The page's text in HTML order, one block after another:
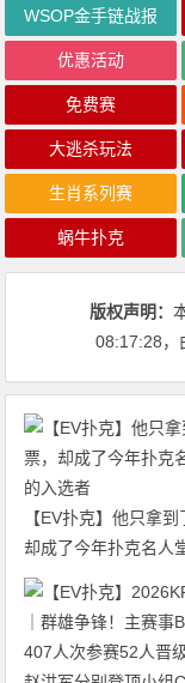
WSOP金手链战报
优惠活动
免费赛
大逃杀玩法
生肖系列赛
蜗牛扑克
版权声明：
08:17:28
【EV扑克】他只拿到
却成了今年扑克名人
选者